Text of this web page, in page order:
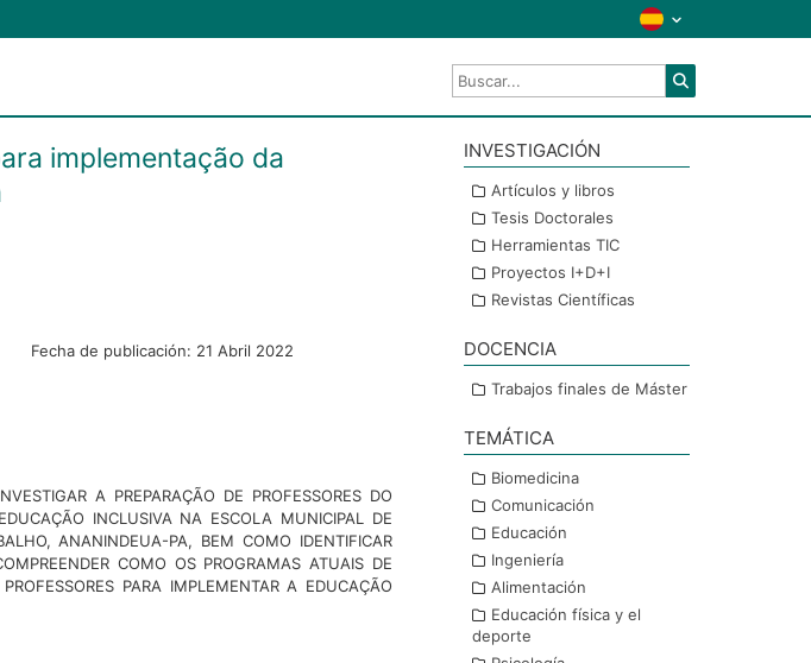
implementação da
Fecha de publicación: 21 Abril 2022
A PREPARAÇÃO DE PROFESSORES DO
INCLUSIVA NA ESCOLA MUNICIPAL DE
ANANINDEUA-PA, BEM COMO IDENTIFICAR
COMO OS PROGRAMAS ATUAIS DE
PARA IMPLEMENTAR A EDUCAÇÃO
INVESTIGACIÓN
Artículos y libros
Tesis Doctorales
Herramientas TIC
Proyectos I+D+I
Revistas Científicas
DOCENCIA
Trabajos finales de Máster
TEMÁTICA
Biomedicina
Comunicación
Educación
Ingeniería
Alimentación
Educación física y el
deporte